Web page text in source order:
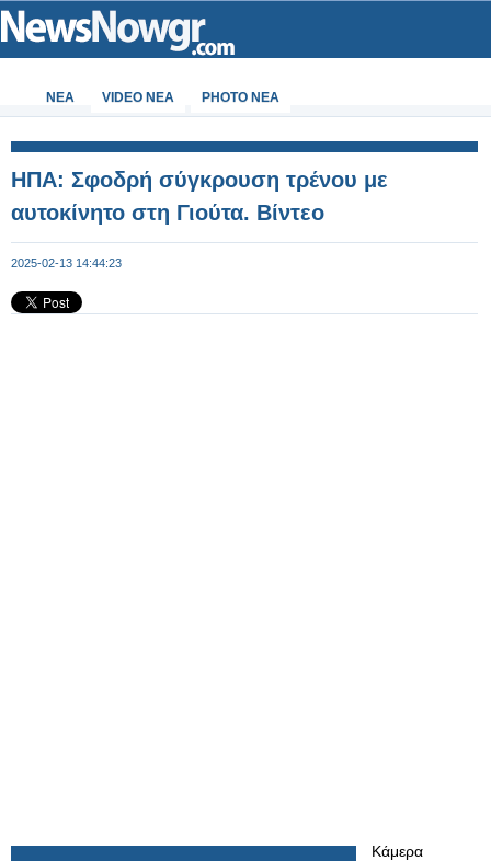
ΝΕΑ VIDEO NEA PHOTO NEA
ΗΠΑ: Σφοδρή σύγκρουση τρένου με
αυτοκίνητο στη Γιούτα. Βίντεο
2025-02-13 14:44:23
Κάμερα